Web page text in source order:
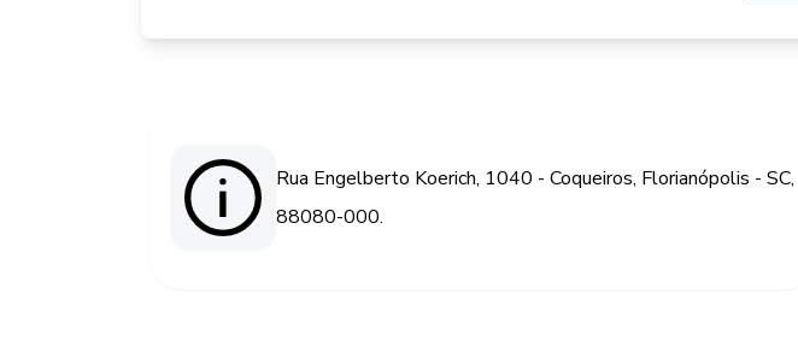
Rua Engelberto Koerich, 1040 - Coqueiros, Florianópolis - SC,
88080-000.